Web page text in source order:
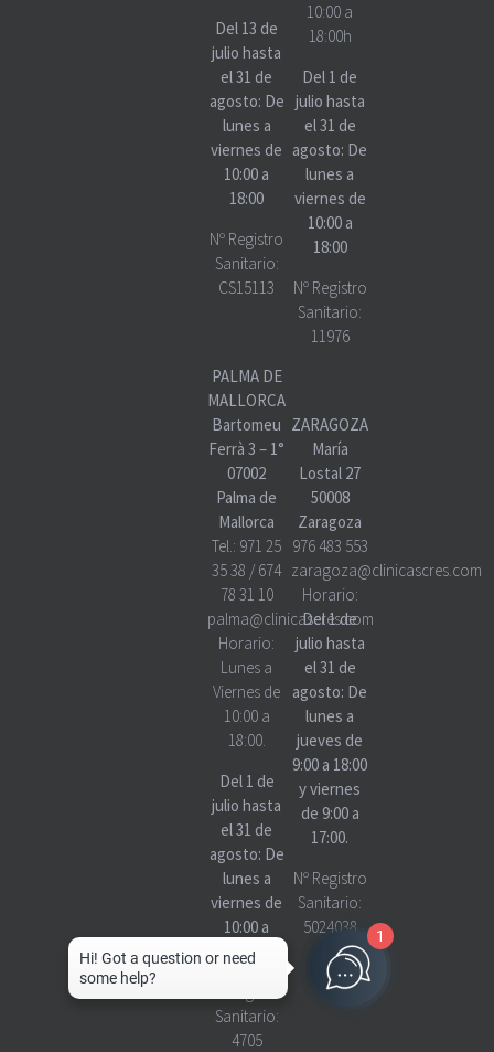
Del 13 de
julio hasta
el 31 de
agosto: De
lunes a
viernes de
10:00 a
18:00
Nº Registro
Sanitario:
CS15113
PALMA DE
MALLORCA
Bartomeu
Ferrà 3 – 1°
07002
Palma de
Mallorca
Tel.: 971 25
35 38 / 674
78 31 10
palma@clinicascres.com
Horario:
Lunes a
Viernes de
10:00 a
18:00.
Del 1 de
julio hasta
el 31 de
agosto: De
lunes a
viernes de
10:00 a
18:00
Nº Registro
Sanitario:
4705
10:00 a
18:00h
Del 1 de
julio hasta
el 31 de
agosto: De
lunes a
viernes de
10:00 a
18:00
Nº Registro
Sanitario:
11976
ZARAGOZA
María
Lostal 27
50008
Zaragoza
976 483 553
zaragoza@clinicascres.com
Horario:
Del 1 de
julio hasta
el 31 de
agosto: De
lunes a
jueves de
9:00 a 18:00
y viernes
de 9:00 a
17:00.
Nº Registro
Sanitario:
5024038
1